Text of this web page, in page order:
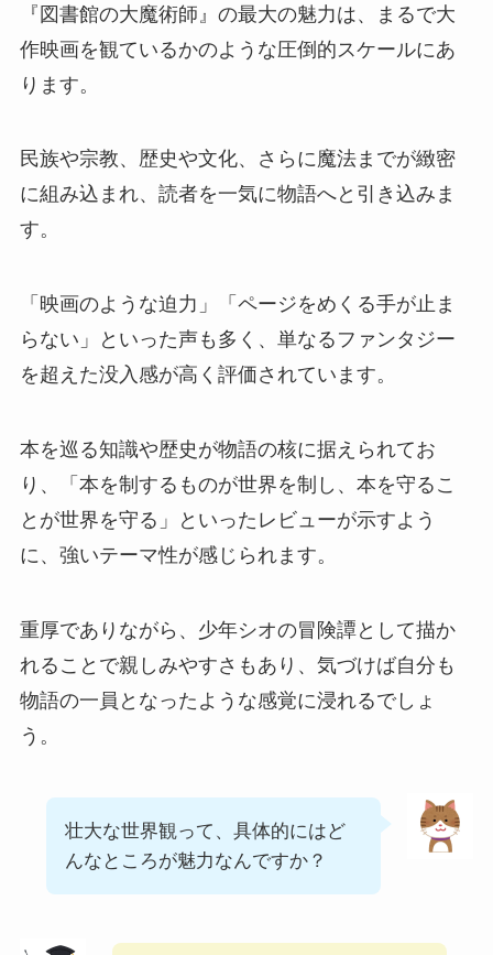
『図書館の大魔術師』の最大の魅力は、まるで大
作映画を観ているかのような圧倒的スケールにあ
ります。
民族や宗教、歴史や文化、さらに魔法までが緻密
に組み込まれ、読者を一気に物語へと引き込みま
す。
「映画のような迫力」「ページをめくる手が止ま
らない」といった声も多く、単なるファンタジー
を超えた没入感が高く評価されています。
本を巡る知識や歴史が物語の核に据えられてお
り、「本を制するものが世界を制し、本を守るこ
とが世界を守る」といったレビューが示すよう
に、強いテーマ性が感じられます。
重厚でありながら、少年シオの冒険譚として描か
れることで親しみやすさもあり、気づけば自分も
物語の一員となったような感覚に浸れるでしょ
う。
壮大な世界観って、具体的にはど
んなところが魅力なんですか？